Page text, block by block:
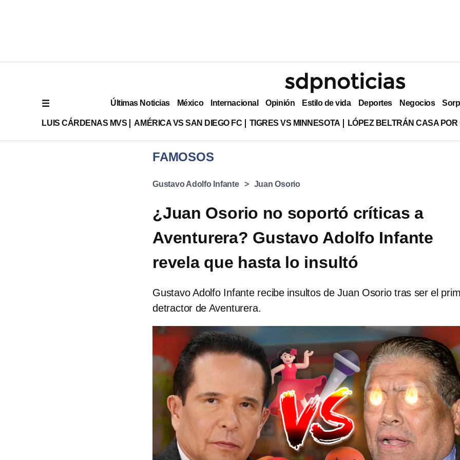
Últimas Noticias México Internacional Opinión Estilo de vida Deportes Negocios
LUIS CÁRDENAS MVS AMÉRICA VS SAN DIEGO FC TIGRES VS MINNESOTA LÓPEZ BELTRÁN CASA
FAMOSOS
Gustavo Adolfo Infante Juan Osorio
¿Juan Osorio no soportó críticas a
Aventurera? Gustavo Adolfo Infante
revela que hasta lo insultó
Gustavo Adolfo Infante recibe insultos de Juan Osorio tras ser el
detractor de Aventurera.